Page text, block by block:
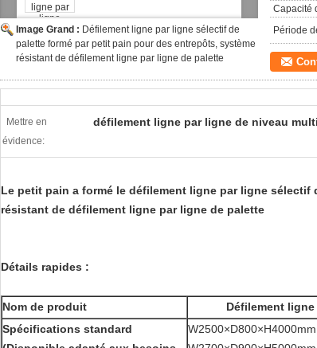
Image Grand : Défilement ligne par ligne sélectif de
palette formé par petit pain pour des entrepôts, système
résistant de défilement ligne par ligne de palette
Capacité
Période
Mettre en
évidence:
défilement ligne par ligne de niveau
Le petit pain a formé le défilement ligne par ligne
résistant de défilement ligne par ligne de palette
Détails rapides :
Nom de produit
Défilement
Spécifications standard